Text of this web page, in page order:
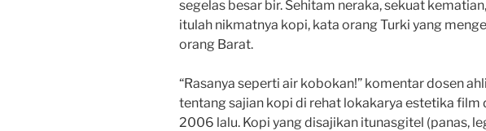
segelas besar bir. Sehitam neraka, sekuat
itulah nikmatnya kopi, kata orang Turki yang
orang Barat.
“Rasanya seperti air kobokan!” komentar dosen
tentang sajian kopi di rehat lokakarya estetika film
2006 lalu. Kopi yang disajikan itunasgitel (panas,